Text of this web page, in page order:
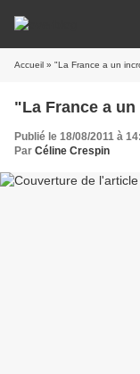
Accueil » "La France a un
"La France a
Publié le 18/08/2011 à
Par Céline Crespin